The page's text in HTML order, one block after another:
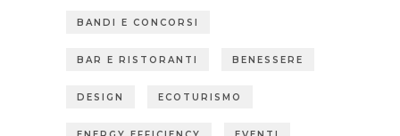
BANDI E CONCORSI
BAR E RISTORANTI BENESSERE
DESIGN ECOTURISMO